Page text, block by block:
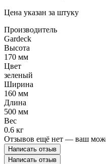
Цена указан за штуку
Производитель
Gardeck
Высота
170 мм
Цвет
зеленый
Ширина
160 мм
Длина
500 мм
Вес
0.6 кг
Отзывов ещё нет — ваш
Написать отзыв
Написать отзыв